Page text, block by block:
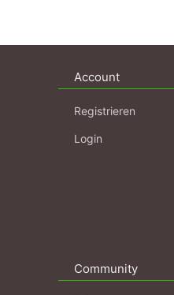
Account
Registrieren
Login
Community